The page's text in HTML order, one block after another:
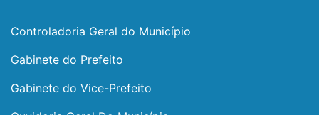
Controladoria Geral do Município
Gabinete do Prefeito
Gabinete do Vice-Prefeito